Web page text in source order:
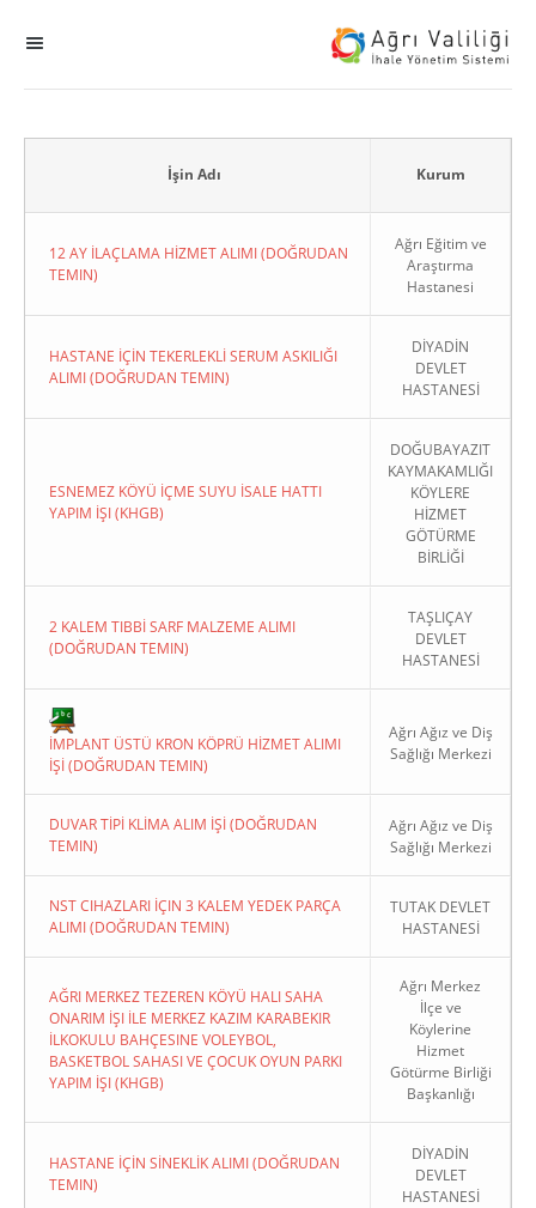
KHGB
İşin Adı Kurum
12 AY İLAÇLAMA HİZMET ALIMI (DOĞRUDAN
TEMIN)
Ağrı Eğitim ve
Araştırma
Hastanesi
HASTANE İÇİN TEKERLEKLİ SERUM ASKILIĞI
ALIMI (DOĞRUDAN TEMIN)
DİYADİN
DEVLET
HASTANESİ
ESNEMEZ KÖYÜ İÇME SUYU İSALE HATTI
YAPIM İŞI (KHGB)
DOĞUBAYAZIT
KAYMAKAMLIĞI
KÖYLERE
HİZMET
GÖTÜRME
BİRLİĞİ
2 KALEM TIBBİ SARF MALZEME ALIMI
(DOĞRUDAN TEMIN)
TAŞLIÇAY
DEVLET
HASTANESİ
İMPLANT ÜSTÜ KRON KÖPRÜ HİZMET ALIMI
İŞİ (DOĞRUDAN TEMIN)
Ağrı Ağız ve Diş
Sağlığı Merkezi
DUVAR TİPİ KLİMA ALIM İŞİ (DOĞRUDAN
TEMIN)
Ağrı Ağız ve Diş
Sağlığı Merkezi
NST CIHAZLARI İÇIN 3 KALEM YEDEK PARÇA
ALIMI (DOĞRUDAN TEMIN)
TUTAK DEVLET
HASTANESİ
AĞRI MERKEZ TEZEREN KÖYÜ HALI SAHA
ONARIM İŞI İLE MERKEZ KAZIM KARABEKIR
İLKOKULU BAHÇESINE VOLEYBOL,
BASKETBOL SAHASI VE ÇOCUK OYUN PARKI
YAPIM İŞI (KHGB)
Ağrı Merkez
İlçe ve
Köylerine
Hizmet
Götürme Birliği
Başkanlığı
HASTANE İÇİN SİNEKLİK ALIMI (DOĞRUDAN
TEMIN)
DİYADİN
DEVLET
HASTANESİ